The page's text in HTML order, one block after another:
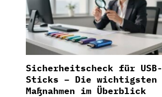
Sicherheitscheck für USB-
Sticks – Die wichtigsten
Maßnahmen im Überblick